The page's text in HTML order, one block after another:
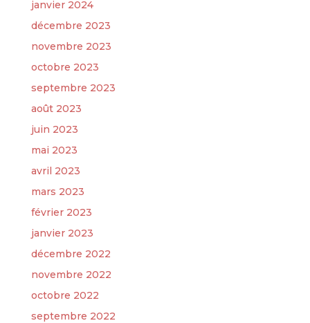
janvier 2024
décembre 2023
novembre 2023
octobre 2023
septembre 2023
août 2023
juin 2023
mai 2023
avril 2023
mars 2023
février 2023
janvier 2023
décembre 2022
novembre 2022
octobre 2022
septembre 2022